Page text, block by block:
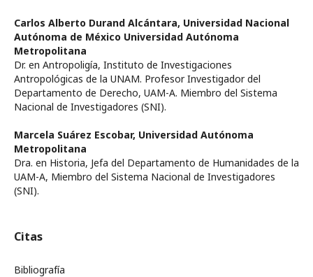
Carlos Alberto Durand Alcántara, Universidad Nacional
Autónoma de México Universidad Autónoma
Metropolitana
Dr. en Antropoligía, Instituto de Investigaciones
Antropológicas de la UNAM. Profesor Investigador del
Departamento de Derecho, UAM-A. Miembro del Sistema
Nacional de Investigadores (SNI).
Marcela Suárez Escobar, Universidad Autónoma
Metropolitana
Dra. en Historia, Jefa del Departamento de Humanidades de la
UAM-A, Miembro del Sistema Nacional de Investigadores
(SNI).
Citas
Bibliografía